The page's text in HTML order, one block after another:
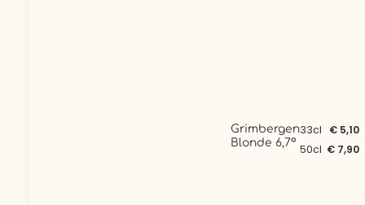
Grimbergen
Blonde 6,7°
33cl
€ 5,10
50cl € 7,90